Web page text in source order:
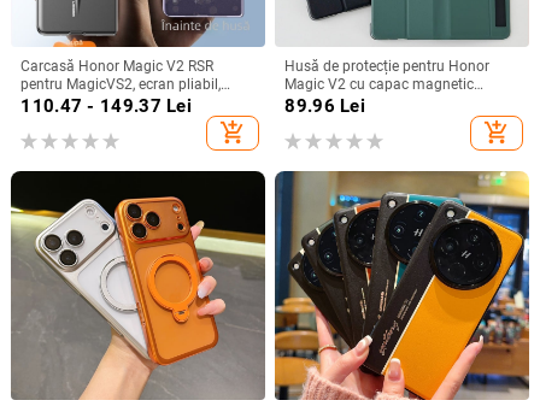
Carcasă Honor Magic V2 RSR
pentru MagicVS2, ecran pliabil,
design Porsche, protecție anti-
110.47 - 149.37 Lei
add_shopping_cart
Husă de protecție pentru Honor
Magic V2 cu capac magnetic
rabatabil și fereastră inteligentă,
protecție completă împotriva
căderilor
89.96 Lei
add_shopping_cart